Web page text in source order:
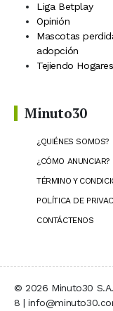
Liga Betplay
Opinión
Mascotas
adopción
Tejiendo Hogares
Minuto30
¿QUIÉNES SOMOS?
¿CÓMO ANUNCIAR?
TÉRMINO Y
POLÍTICA DE
CONTÁCTENOS
© 2026 Minuto30
8 |